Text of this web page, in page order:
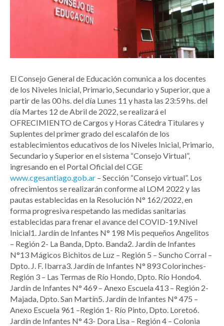
El Consejo General de Educación comunica a los docentes
de los Niveles Inicial, Primario, Secundario y Superior, que a
partir de las 00 hs. del día Lunes 11 y hasta las 23:59 hs. del
día Martes 12 de Abril de 2022, se realizará el
OFRECIMIENTO de Cargos y Horas Cátedra Titulares y
Suplentes del primer grado del escalafón de los
establecimientos educativos de los Niveles Inicial, Primario,
Secundario y Superior en el sistema “Consejo Virtual”,
ingresando en el Portal Oficial del CGE
www.cgesantiago.gob.ar – Sección “Consejo virtual”. Los
ofrecimientos se realizarán conforme al LOM 2022 y las
pautas establecidas en la Resolución N° 162/2022, en
forma progresiva respetando las medidas sanitarias
establecidas para frenar el avance del COVID-19.Nivel
Inicial1. Jardín de Infantes N° 198 Mis pequeños Angelitos
– Región 2- La Banda, Dpto. Banda2. Jardín de Infantes
N°13 Mágicos Bichitos de Luz – Región 5 – Suncho Corral –
Dpto. J. F. Ibarra3. Jardín de Infantes N° 893 Colorinches-
Región 3 – Las Termas de Río Hondo, Dpto. Río Hondo4.
Jardín de Infantes N° 469 – Anexo Escuela 413 – Región 2-
Majada, Dpto. San Martín5. Jardín de Infantes N° 475 –
Anexo Escuela 961 –Región 1- Río Pinto, Dpto. Loreto6.
Jardín de Infantes N° 43- Dora Lisa – Región 4 – Colonia